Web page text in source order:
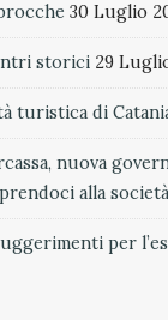
30 Luglio
storici 29
turistica di
nuova
alla società
per